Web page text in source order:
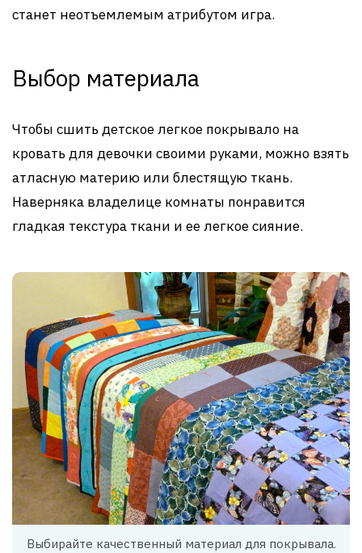
станет неотъемлемым атрибутом игра.
Выбор материала
Чтобы сшить детское легкое покрывало на
кровать для девочки своими руками, можно взять
атласную материю или блестящую ткань.
Наверняка владелице комнаты понравится
гладкая текстура ткани и ее легкое сияние.
Выбирайте качественный материал для покрывала.